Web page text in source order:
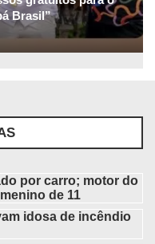
Brasil”
por carro; motor do
de 11
idosa de incêndio